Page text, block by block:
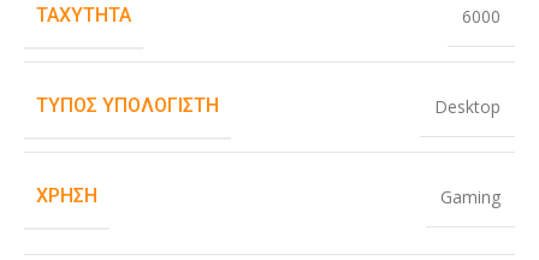
ΤΑΧΎΤΗΤΑ 6000
ΤΎΠΟΣ ΥΠΟΛΟΓΙΣΤΉ Desktop
ΧΡΉΣΗ Gaming